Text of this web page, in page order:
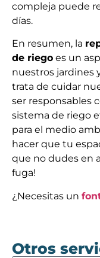
compleja puede
días.
En resumen, la
de riego es un
nuestros jardines
trata de cuidar
ser responsables
sistema de riego
para el medio
hacer que tu
que no dudes en
fuga!
¿Necesitas un
Otros